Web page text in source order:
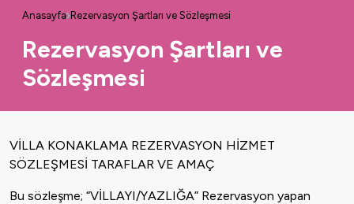
Anasayfa Rezervasyon Şartları ve Sözleşmesi
Rezervasyon Şartları ve
Sözleşmesi
VİLLA KONAKLAMA REZERVASYON HİZMET
SÖZLEŞMESİ TARAFLAR VE AMAÇ
Bu sözleşme; “VİLLAYI/YAZLIĞA” Rezervasyon yapan